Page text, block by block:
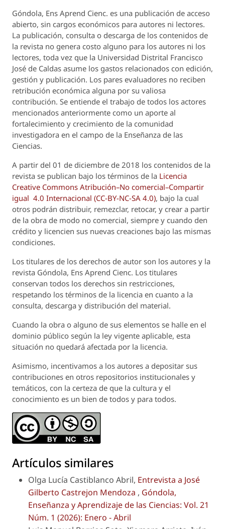
Góndola, Ens Aprend Cienc. es una publicación de acceso
abierto, sin cargos económicos para autores ni lectores.
La publicación, consulta o descarga de los contenidos de
la revista no genera costo alguno para los autores ni los
lectores, toda vez que la Universidad Distrital Francisco
José de Caldas asume los gastos relacionados con edición,
gestión y publicación. Los pares evaluadores no reciben
retribución económica alguna por su valiosa
contribución. Se entiende el trabajo de todos los actores
mencionados anteriormente como un aporte al
fortalecimiento y crecimiento de la comunidad
investigadora en el campo de la Enseñanza de las
Ciencias.
A partir del 01 de diciembre de 2018 los contenidos de la
revista se publican bajo los términos de la Licencia
Creative Commons Atribución–No comercial–Compartir
igual 4.0 Internacional (CC-BY-NC-SA 4.0), bajo la cual
otros podrán distribuir, remezclar, retocar, y crear a partir
de la obra de modo no comercial, siempre y cuando den
crédito y licencien sus nuevas creaciones bajo las mismas
condiciones.
Los titulares de los derechos de autor son los autores y la
revista Góndola, Ens Aprend Cienc. Los titulares
conservan todos los derechos sin restricciones,
respetando los términos de la licencia en cuanto a la
consulta, descarga y distribución del material.
Cuando la obra o alguno de sus elementos se halle en el
dominio público según la ley vigente aplicable, esta
situación no quedará afectada por la licencia.
Asimismo, incentivamos a los autores a depositar sus
contribuciones en otros repositorios institucionales y
temáticos, con la certeza de que la cultura y el
conocimiento es un bien de todos y para todos.
Artículos similares
Olga Lucía Castiblanco Abril, Entrevista a José
Gilberto Castrejon Mendoza , Góndola,
Enseñanza y Aprendizaje de las Ciencias: Vol. 21
Núm. 1 (2026): Enero - Abril